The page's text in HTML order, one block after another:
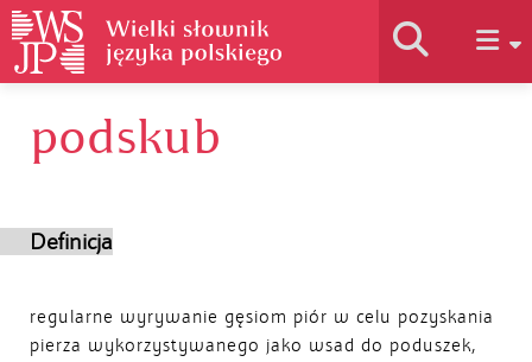
Historia słownika
podskub
Definicja
regularne wyrywanie gęsiom piór w celu pozyskania
pierza wykorzystywanego jako wsad do poduszek,